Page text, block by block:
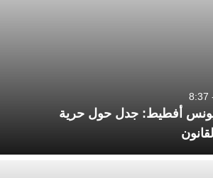
أفطيط: جدل حول حرية